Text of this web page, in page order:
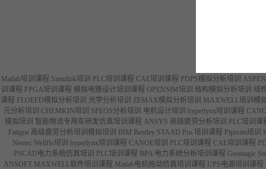
Matlab培训课程 Simulink培训 PLC培训课程 CAE培训课程 PDPS模拟分析培训
训课程 FPGA培训课程 模拟电路设计培训课程 OPENSIM培训 结构模拟分析培训
结
课程 FLOEFD模拟分析培训 光学分析培训 ZEMAX模拟分析培训
MAXWELL培训模
元分析培训
CHEMKIN培训 SPEOS分析培训 电机设计培训 hyperlynx培训课程
模拟培训
智能物流专用车研发仿真培训课程 ANSYS 高级疲劳分析培训
PLC培训课
Fatigue 高级疲劳分析培训模拟培训
BIM Bentley STAAD Pro 培训课程 Pipesim培训
Neotec Wellflo培训
hyperlynx培训课程 CANOE培训 PLC培训课程 CAE培训课程
PSCAD电力系统仿真培训
PLC培训课程 BPA 电力系统分析培训课程 Geomagic
ANSOFT MAXWELL软件培训课程 Matlab电机拖动仿真培训课程 UPS电源培训课程